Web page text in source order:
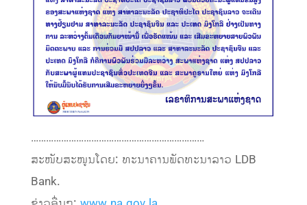
……………………………………………………………
ສະໜັບສະໜູນໂດຍ: ທະນາຄານພັດທະນາລາວ LDB
Bank.